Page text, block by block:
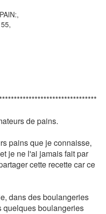
de pains.
pains que je connaisse,
je ne l'ai jamais fait par
cette recette car ce
dans des boulangeries
quelques boulangeries